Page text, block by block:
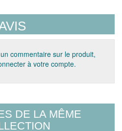
commentaire sur le produit,
à votre compte.
DE LA MÊME